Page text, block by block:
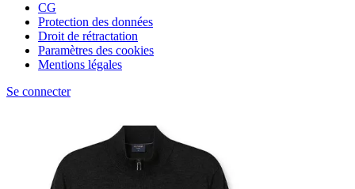
CG
Protection des données
Droit de rétractation
Paramètres des cookies
Mentions légales
Se connecter